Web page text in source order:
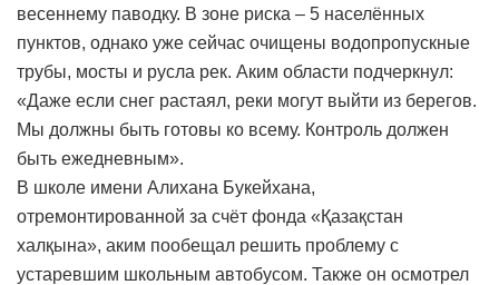
весеннему паводку. В зоне риска – 5 населённых
пунктов, однако уже сейчас очищены водопропускные
трубы, мосты и русла рек. Аким области подчеркнул:
«Даже если снег растаял, реки могут выйти из берегов.
Мы должны быть готовы ко всему. Контроль должен
быть ежедневным».
В школе имени Алихана Букейхана,
отремонтированной за счёт фонда «Қазақстан
халқына», аким пообещал решить проблему с
устаревшим школьным автобусом. Также он осмотрел